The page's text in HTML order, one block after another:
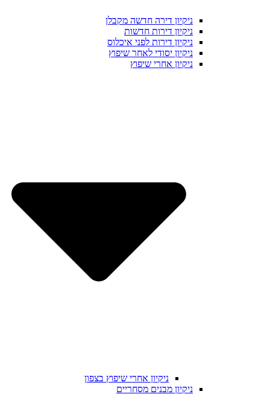
ניקיון דירה חדשה מקבלן
ניקיון דירות חדשות
ניקיון דירות לפני איכלוס
ניקיון יסודי לאחר שיפוץ
ניקיון אחרי שיפוץ
ניקיון אחרי שיפוץ בצפון
ניקיון מבנים מסחריים